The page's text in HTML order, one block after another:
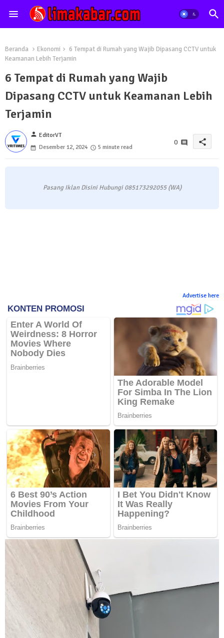
Beranda Ekonomi
6 Tempat di Rumah yang Wajib Dipasang CCTV untuk
Keamanan Lebih Terjamin
6 Tempat di Rumah yang Wajib
Dipasang CCTV untuk Keamanan Lebih
Terjamin
person EditorVT
Desember 12, 2024
5 minute read
0 share
Pasang Iklan Disini Hubungi 085173292055 (WA)
Advertise here